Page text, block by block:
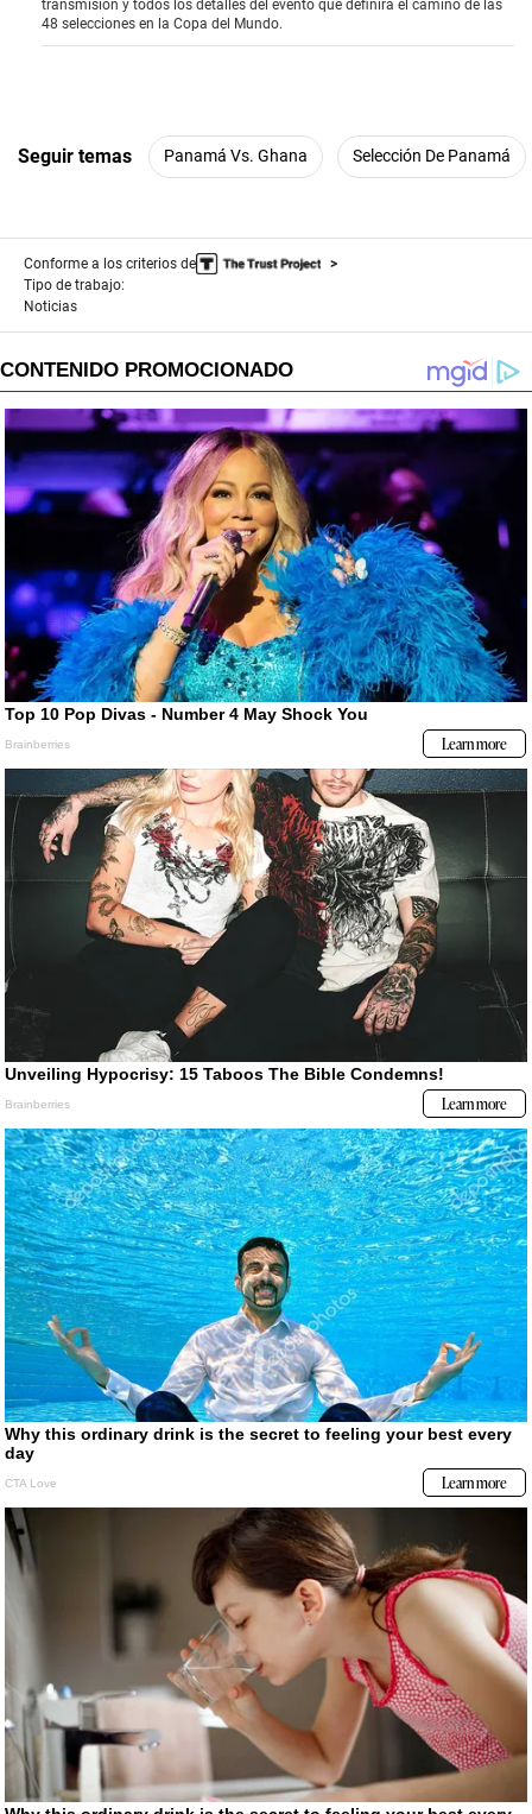
f
4
1
n
d
transmisión y todos los detalles del evento que definirá el camino de las
48 selecciones en la Copa del Mundo.
Seguir temas Panamá Vs. Ghana Selección De Panamá
Conforme a los criterios de
Tipo de trabajo:
Noticias